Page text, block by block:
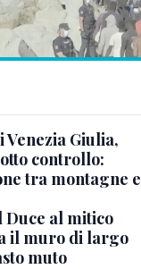
Giulia,
controllo:
tra montagne e
Duce al mitico
il muro di largo
muto